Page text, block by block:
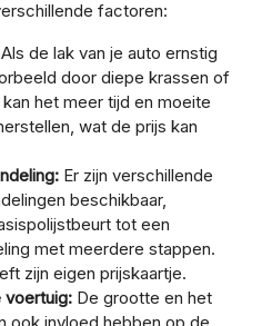
factoren:
Als de lak van je auto ernstig
door diepe krassen of
het meer tijd en moeite
wat de prijs kan
Er zijn verschillende
beschikbaar,
tot een
met meerdere stappen.
zijn eigen prijskaartje.
voertuig: De grootte en het
ook invloed hebben op de